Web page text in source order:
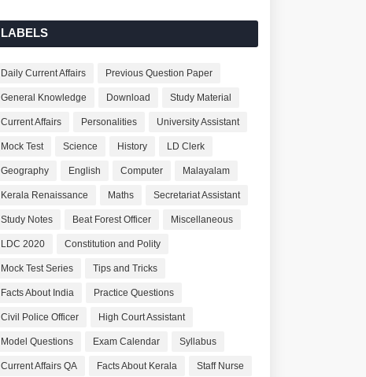
LABELS
Daily Current Affairs Previous Question Paper
General Knowledge Download Study Material
Current Affairs Personalities University Assistant
Mock Test Science History LD Clerk
Geography English Computer Malayalam
Kerala Renaissance Maths Secretariat Assistant
Study Notes Beat Forest Officer Miscellaneous
LDC 2020 Constitution and Polity
Mock Test Series Tips and Tricks
Facts About India Practice Questions
Civil Police Officer High Court Assistant
Model Questions Exam Calendar Syllabus
Current Affairs QA Facts About Kerala Staff Nurse